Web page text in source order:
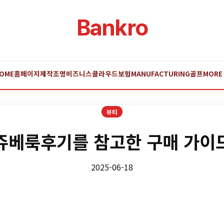
Bankro
홈페이지제작조명비즈니스클라우드보험MANUFACTURING골프MORE
뷰티
베룩후기를 참고한 구매 가이
2025-06-18